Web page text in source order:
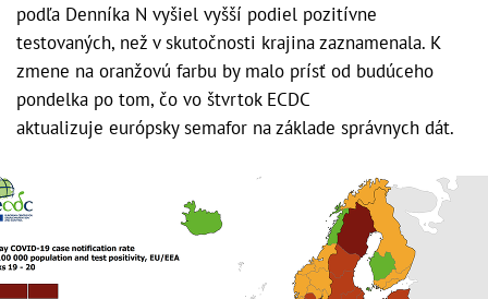
podľa Denníka N vyšiel vyšší podiel pozitívne
testovaných, než v skutočnosti krajina zaznamenala. K
zmene na oranžovú farbu by malo prísť od budúceho
pondelka po tom, čo vo štvrtok ECDC
aktualizuje európsky semafor na základe správnych dát.